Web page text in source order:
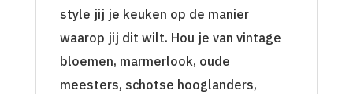
style jij je keuken op de manier
waarop jij dit wilt. Hou je van vintage
bloemen, marmerlook, oude
meesters, schotse hooglanders,